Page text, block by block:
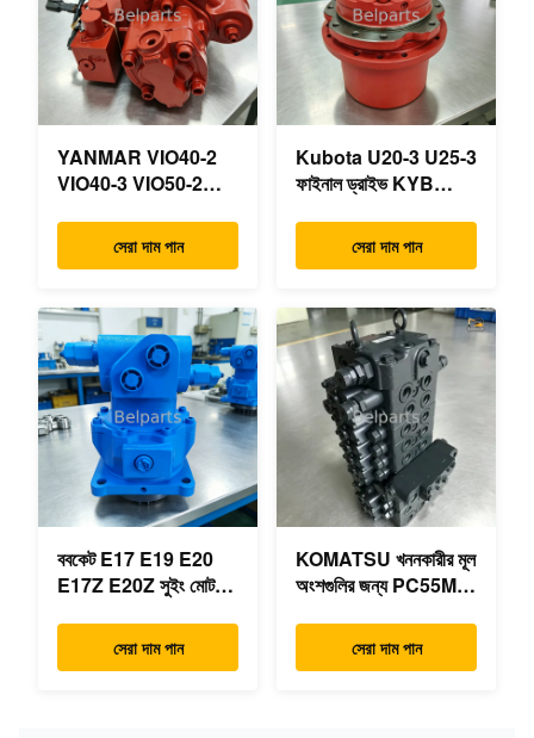
YANMAR VIO40-2
VIO40-3 VIO50-2
VIO55-3 প্রধান
হাইড্রোলিক পাম্প OEM
16023 B0600-16017
মিনি এক্সকাভেটর
সেরা দাম পান
Kubota U20-3 U25-3
ফাইনাল ড্রাইভ KYB
OEM ভ্রমণ মোটর
B0240-18076
RB559-61290
RC157-78000 মিনি
খননকারীর যন্ত্রাংশের জন্য
সেরা দাম পান
ববকেট E17 E19 E20
E17Z E20Z সুইং মোটর
7024419 মিনি
এক্সক্যাভারের জন্য
সেরা দাম পান
KOMATSU খননকারীর মূল
অংশগুলির জন্য PC55MR-
723-18-18200 723-
18-18201 723-18-
সেরা দাম পান